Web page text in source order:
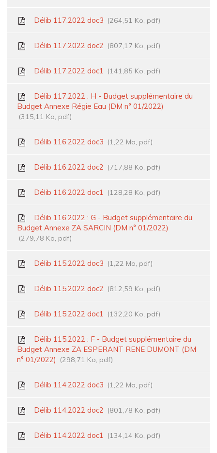
Délib 117.2022 doc3 264,51 Ko, pdf
Délib 117.2022 doc2 807,17 Ko, pdf
Délib 117.2022 doc1 141,85 Ko, pdf
Délib 117.2022 : H - Budget supplémentaire du
Budget Annexe Régie Eau (DM n° 01/2022)
315,11 Ko, pdf
Délib 116.2022 doc3 1,22 Mo, pdf
Délib 116.2022 doc2 717,88 Ko, pdf
Délib 116.2022 doc1 128,28 Ko, pdf
Délib 116.2022 : G - Budget supplémentaire du
Budget Annexe ZA SARCIN (DM n° 01/2022)
279,78 Ko, pdf
Délib 115.2022 doc3 1,22 Mo, pdf
Délib 115.2022 doc2 812,59 Ko, pdf
Délib 115.2022 doc1 132,20 Ko, pdf
Délib 115.2022 : F - Budget supplémentaire du
Budget Annexe ZA ESPERANT RENE DUMONT (DM
n° 01/2022)
298,71 Ko, pdf
Délib 114.2022 doc3 1,22 Mo, pdf
Délib 114.2022 doc2 801,78 Ko, pdf
Délib 114.2022 doc1 134,14 Ko, pdf